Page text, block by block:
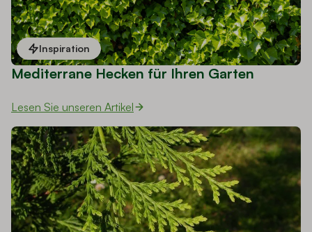
Inspiration
Mediterrane Hecken für Ihren Garten
Lesen Sie unseren Artikel